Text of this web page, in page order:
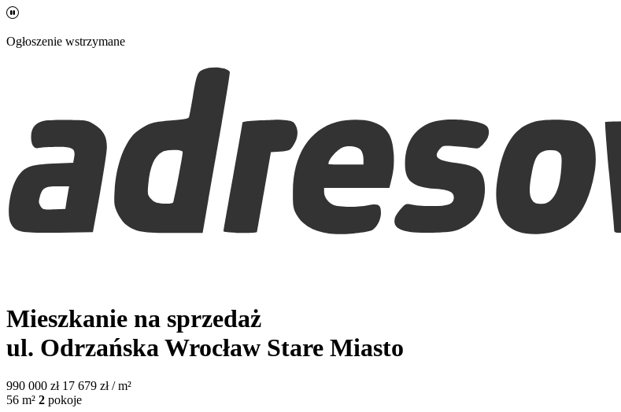
Ogłoszenie wstrzymane
Mieszkanie na sprzedaż
ul. Odrzańska Wrocław Stare Miasto
990 000 zł 17 679 zł / m²
56 m² 2 pokoje